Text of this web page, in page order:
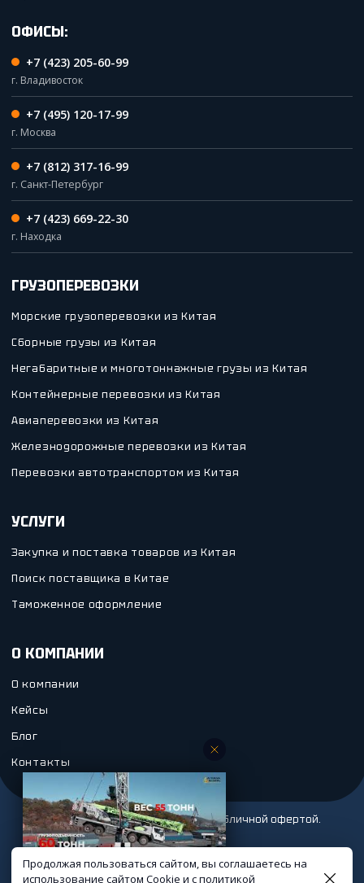
ГРУЗОПЕРЕВОЗКИ
Морские грузоперевозки из Китая
Сборные грузы из Китая
Негабаритные и многотоннажные грузы из Китая
Контейнерные перевозки из Китая
Авиаперевозки из Китая
Железнодорожные перевозки из Китая
Перевозки автотранспортом из Китая
УСЛУГИ
Закупка и поставка товаров из Китая
Поиск поставщика в Китае
Таможенное оформление
О КОМПАНИИ
О компании
Кейсы
Блог
Контакты
ОФИСЫ:
+7 (423) 205-60-99
г. Владивосток
+7 (495) 120-17-99
г. Москва
+7 (812) 317-16-99
г. Санкт-Петербург
+7 (423) 669-22-30
г. Находка
Atrans Global /
Сайт не является публичной офертой.
2026г.
Политика конфиденциальности
/
Соглашение
Продолжая пользоваться сайтом, вы соглашаетесь на
использование сайтом Cookie и сполитикой